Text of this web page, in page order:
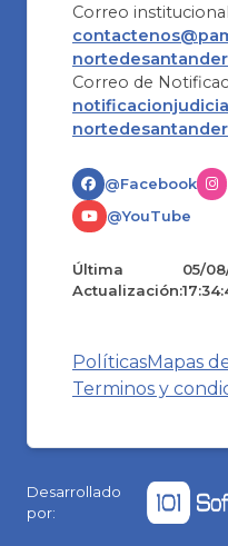
Correo
Correo de
@Facebook
@YouTube
Última
Actualización:
05/
PolíticasMapas
Terminos y
Desarrollado
por: